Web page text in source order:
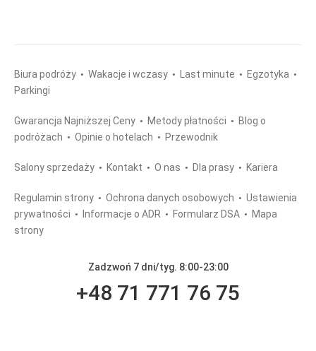
Biura podróży Wakacje i wczasy Last minute
Egzotyka
Parkingi
Gwarancja Najniższej Ceny Metody płatności
Blog o
podróżach
Opinie o hotelach Przewodnik
Salony sprzedaży Kontakt O nas Dla prasy Kariera
Regulamin strony Ochrona danych osobowych
Ustawienia
prywatności
Informacje o ADR Formularz DSA
Mapa
strony
Zadzwoń 7 dni/tyg. 8:00-23:00
+48 71 771 76 75